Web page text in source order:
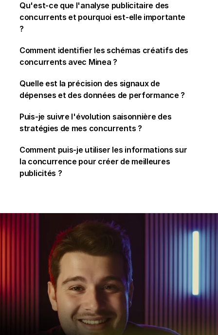
Qu'est-ce que l'analyse publicitaire des
concurrents et pourquoi est-elle importante
?
Comment identifier les schémas créatifs des
concurrents avec Minea ?
Quelle est la précision des signaux de
dépenses et des données de performance ?
Puis-je suivre l'évolution saisonnière des
stratégies de mes concurrents ?
Comment puis-je utiliser les informations sur
la concurrence pour créer de meilleures
publicités ?